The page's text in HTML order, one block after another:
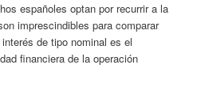
españoles optan por recurrir a la
imprescindibles para comparar
de tipo nominal es el
financiera de la operación